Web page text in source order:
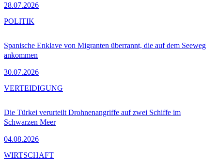
28.07.2026
Spanische Enklave von Migranten überrannt, die auf dem Seeweg
ankommen
30.07.2026
POLITIK
Die Türkei verurteilt Drohnenangriffe auf zwei Schiffe im
Schwarzen Meer
04.08.2026
VERTEIDIGUNG
WIRTSCHAFT